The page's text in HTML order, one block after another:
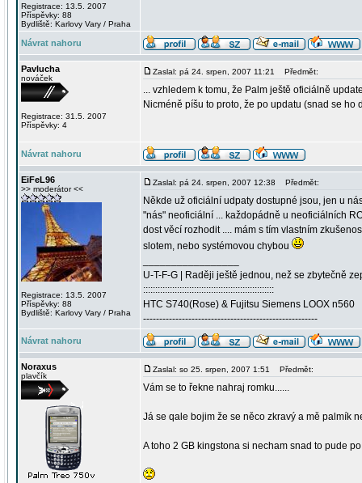
Registrace: 13.5. 2007
Příspěvky: 88
Bydliště: Karlovy Vary / Praha
Návrat nahoru
Pavlucha
nováček
Registrace: 31.5. 2007
Příspěvky: 4
Zaslal: pá 24. srpen, 2007 11:21 Předmět:
... vzhledem k tomu, že Palm ještě oficiálně
Nicméně píšu to proto, že po updatu (snad se ho
Návrat nahoru
EiFeL96
>> moderátor <<
Registrace: 13.5. 2007
Příspěvky: 88
Bydliště: Karlovy Vary / Praha
Zaslal: pá 24. srpen, 2007 12:38 Předmět:
Někde už oficiální udpaty dostupné jsou, jen u
"nás" neoficiální ... každopádně u neoficiálních
dost věcí rozhodit .... mám s tím vlastním
slotem, nebo systémovou chybou
U-T-F-G | Raději ještě jednou, než se zbytečně
::::::::::::::::::::::::::::::::::::::::::::::::::::::
HTC S740(Rose) & Fujitsu Siemens LOOX n560
------------------------------------------------------
Návrat nahoru
Noraxus
plavčík
Zaslal: so 25. srpen, 2007 1:51 Předmět:
Vám se to řekne nahraj romku......
Já se qale bojim že se něco zkravý a mě palmík
A toho 2 GB kingstona si necham snad to pude